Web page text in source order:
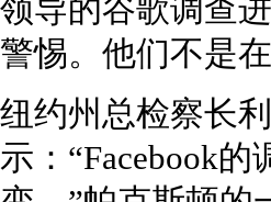
领导的谷歌调查
警惕。他们不是
纽约州总检察长
示：“Facebook